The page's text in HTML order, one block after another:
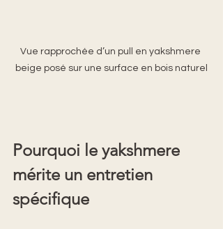
Vue rapprochée d’un pull en yakshmere
beige posé sur une surface en bois naturel
Pourquoi le yakshmere
mérite un entretien
spécifique